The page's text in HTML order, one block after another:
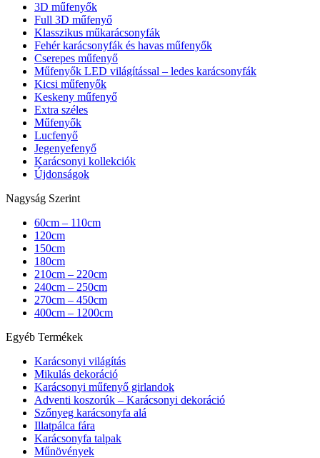
3D műfenyők
Full 3D műfenyő
Klasszikus műkarácsonyfák
Fehér karácsonyfák és havas műfenyők
Cserepes műfenyő
Műfenyők LED világítással – ledes karácsonyfák
Kicsi műfenyők
Keskeny műfenyő
Extra széles
Műfenyők
Lucfenyő
Jegenyefenyő
Karácsonyi kollekciók
Újdonságok
Nagyság Szerint
60cm – 110cm
120cm
150cm
180cm
210cm – 220cm
240cm – 250cm
270cm – 450cm
400cm – 1200cm
Egyéb Termékek
Karácsonyi világítás
Mikulás dekoráció
Karácsonyi műfenyő girlandok
Adventi koszorúk – Karácsonyi dekoráció
Szőnyeg karácsonyfa alá
Illatpálca fára
Karácsonyfa talpak
Műnövények